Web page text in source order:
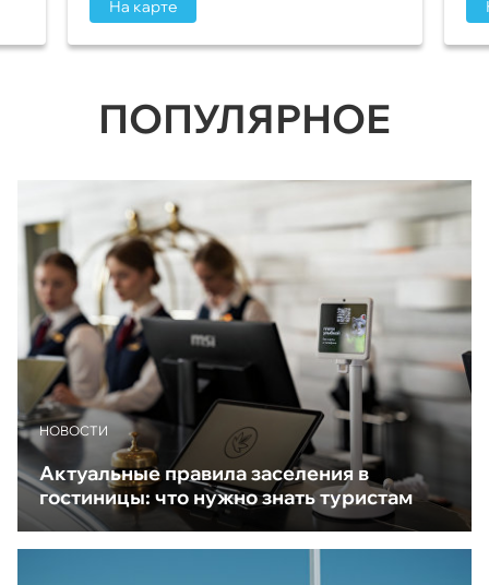
На карте
ПОПУЛЯРНОЕ
НОВОСТИ
Актуальные правила заселения в
гостиницы: что нужно знать туристам